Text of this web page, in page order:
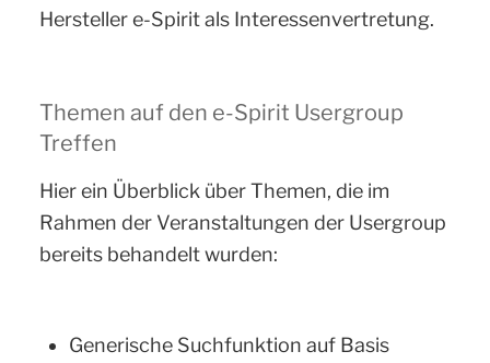
Hersteller e-Spirit als Interessenvertretung.
Themen auf den e-Spirit Usergroup
Treffen
Hier ein Überblick über Themen, die im
Rahmen der Veranstaltungen der Usergroup
bereits behandelt wurden:
Generische Suchfunktion auf Basis